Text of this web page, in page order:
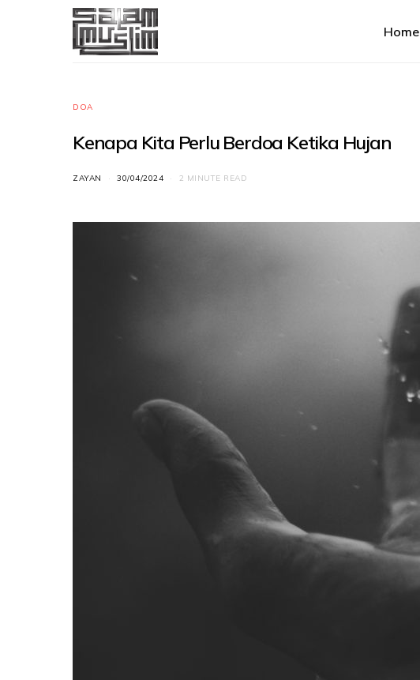
Home
DOA
Kenapa Kita Perlu Berdoa Ketika Hujan
ZAYAN 30/04/2024 2 MINUTE READ